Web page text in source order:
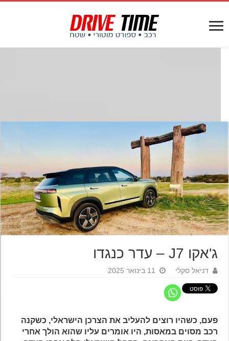
ג'אקו J7 – עדר כנגדו
דניאל סקלי 11 בינואר 2025
פעם, כשהיו רוצים להעליב את הצרכן הישראלי, כשקנה
רכב מסוים במאסות, היו אומרים עליו שהוא הולך אחרי